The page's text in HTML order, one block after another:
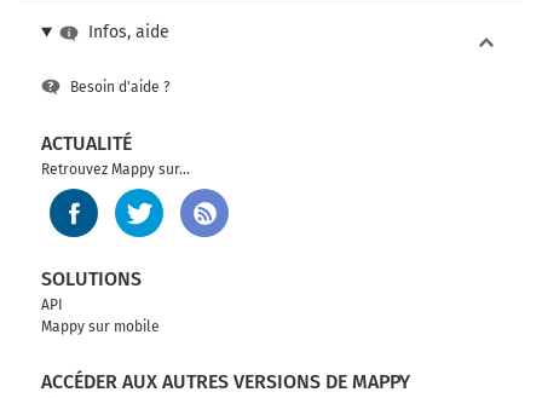
Infos, aide
Besoin d'aide ?
ACTUALITÉ
Retrouvez Mappy sur...
SOLUTIONS
API
Mappy sur mobile
ACCÉDER AUX AUTRES VERSIONS DE MAPPY